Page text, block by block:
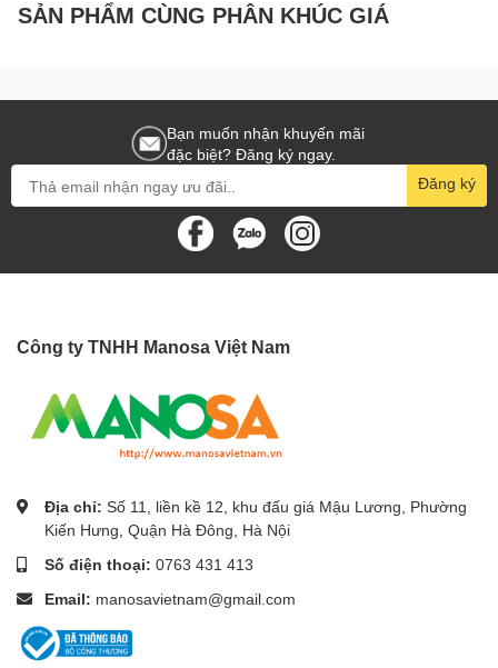
SẢN PHẨM CÙNG PHÂN KHÚC GIÁ
Bạn muốn nhận khuyến mãi
đặc biệt? Đăng ký ngay.
Đăng ký
Công ty TNHH Manosa Việt Nam
Địa chỉ: Số 11, liền kề 12, khu đấu giá Mậu Lương, Phường
Kiến Hưng, Quận Hà Đông, Hà Nội
Số điện thoại: 0763 431 413
Email: manosavietnam@gmail.com